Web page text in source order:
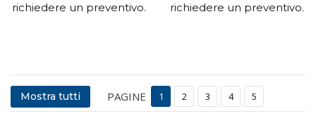
richiedere un preventivo.
richiedere un preventivo.
Mostra tutti PAGINE 1 2 3 4 5